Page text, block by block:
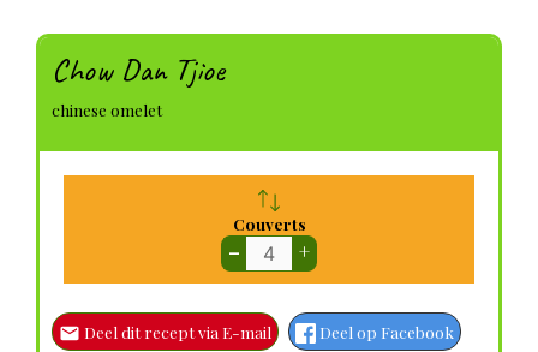
Chow Dan Tjioe
chinese omelet
Couverts
– +
Deel dit recept via E-mail Deel op Facebook